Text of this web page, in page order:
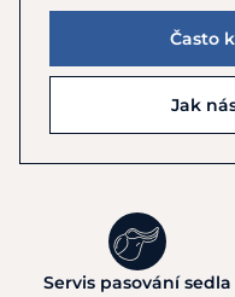
Často
Jak
Servis pasování sedla